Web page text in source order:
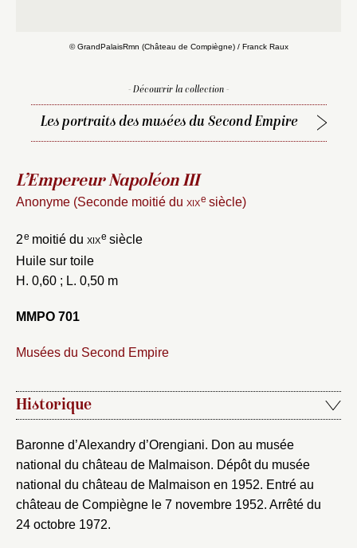
© GrandPalaisRmn (Château de Compiègne) / Franck Raux
- Découvrir la collection -
Les portraits des musées du Second Empire
L’Empereur Napoléon III
Anonyme (Seconde moitié du xixe siècle)
2e moitié du xixe siècle
Huile sur toile
H. 0,60 ; L. 0,50 m
MMPO 701
Musées du Second Empire
Historique
Baronne d’Alexandry d’Orengiani. Don au musée
national du château de Malmaison. Dépôt du musée
national du château de Malmaison en 1952. Entré au
château de Compiègne le 7 novembre 1952. Arrêté du
24 octobre 1972.
notice
Nom du dossier
Valider
Nouveau dossier
Connexion
Courriel
Envoyer
Vous n'êtes pas encore inscrit ?